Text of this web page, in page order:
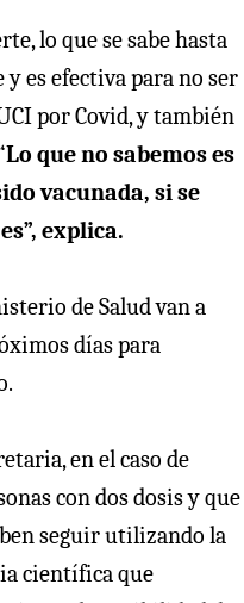
lo que se sabe hasta
y es efectiva para no ser
por Covid, y también
Lo que no sabemos es
vacunada, si se
explica.
de Salud van a
días para
en el caso de
con dos dosis y que
seguir utilizando la
científica que